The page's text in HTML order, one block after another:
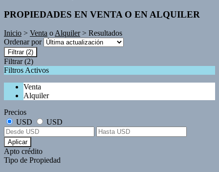
PROPIEDADES EN VENTA O EN ALQUILER
Inicio > Venta oAlquiler> Resultados
Ordenar por
Filtrar (2)
Filtrar (2)
Filtros Activos
Venta
Alquiler
Precios
USD
USD
Aplicar
Apto crédito
Tipo de Propiedad